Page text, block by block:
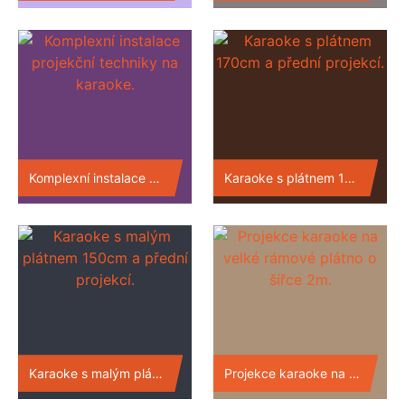
Komplexní instalace projekční techniky na karaoke. Karaoke s plátnem 170cm a přední projekcí.
Karaoke s malým plátnem 150cm a přední projekcí. Projekce karaoke na velké rámové plátno o šířce 2m.